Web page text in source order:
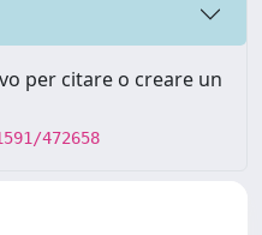
per citare o creare un
472658